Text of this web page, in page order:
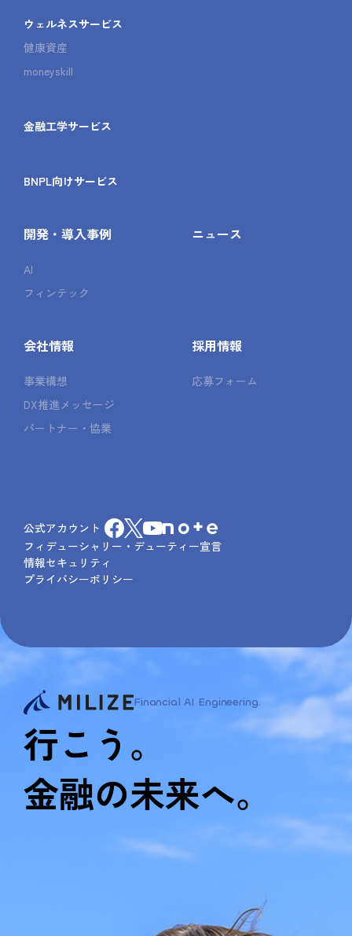
ウェルネスサービス
健康資産
moneyskill
金融工学サービス
BNPL向けサービス
開発・導入事例
AI
フィンテック
ニュース
会社情報
事業構想
DX推進メッセージ
パートナー・協業
採用情報
応募フォーム
公式アカウント
フィデューシャリー・デューティー宣言
情報セキュリティ
プライバシーポリシー
Financial AI Engineering.
行こう。
金融の未来へ。